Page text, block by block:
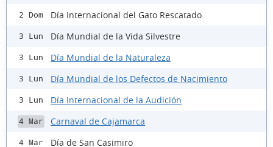
2 Dom Día Internacional del Gato Rescatado
3 Lun Día Mundial de la Vida Silvestre
3 Lun Día Mundial de la Naturaleza
3 Lun Día Mundial de los Defectos de Nacimiento
3 Lun Día Internacional de la Audición
4 Mar Carnaval de Cajamarca
4 Mar Día de San Casimiro